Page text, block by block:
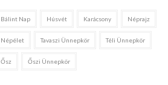
Bálint Nap Húsvét Karácsony Néprajz
Népélet Tavaszi Ünnepkör Téli Ünnepkör
Ősz Őszi Ünnepkör